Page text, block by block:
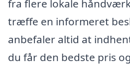
fra flere lokale
træffe en informeret
anbefaler altid at
du får den bedste pris